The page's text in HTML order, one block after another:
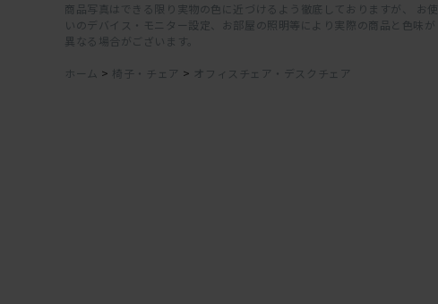
商品写真はできる限り実物の色に近づけるよう徹底しておりますが、 お使
いのデバイス・モニター設定、お部屋の照明等により実際の商品と色味が
異なる場合がございます。
ホーム > 椅子・チェア > オフィスチェア・デスクチェア